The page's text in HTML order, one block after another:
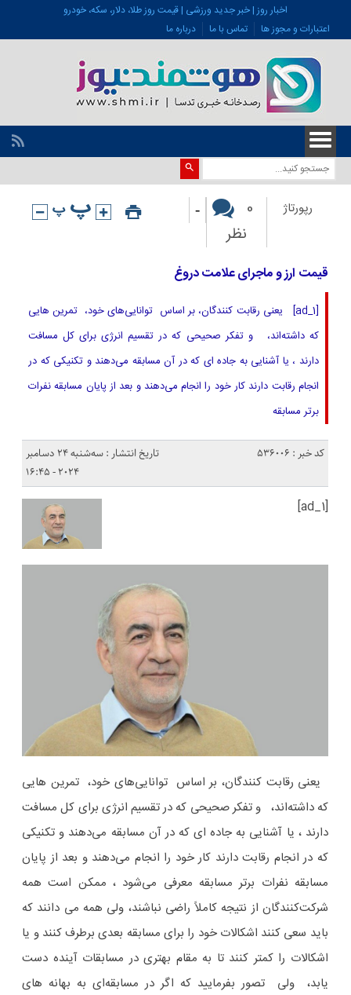
اخبار روز | خبر جدید ورزشی | قیمت روز طلا، دلار، سکه، خودرو
اعتبارات و مجوز ها
تماس با ما درباره ما
رپورتاژ
0
نظر
-
قیمت ارز و ماجرای علامت دروغ
[ad_1] یعنی رقابت کنندگان، بر اساس توانایی‌های خود، تمرین هایی
که داشته‌اند، و تفکر صحیحی که در تقسیم انرژی برای کل مسافت
دارند ، یا آشنایی به جاده ای که در آن مسابقه می‌دهند و تکنیکی که در
انجام رقابت دارند کار خود را انجام می‌دهند و بعد از پایان مسابقه نفرات
برتر مسابقه
کد خبر : 536006
تاریخ انتشار : سه‌شنبه 24 دسامبر
2024 - 16:45
[ad_1]
یعنی رقابت کنندگان، بر اساس توانایی‌های خود، تمرین هایی
که داشته‌اند، و تفکر صحیحی که در تقسیم انرژی برای کل مسافت
دارند ، یا آشنایی به جاده ای که در آن مسابقه می‌دهند و تکنیکی
که در انجام رقابت دارند کار خود را انجام می‌دهند و بعد از پایان
مسابقه نفرات برتر مسابقه معرفی می‌شود ، ممکن است همه
شرکت‌کنندگان از نتیجه کاملاً راضی نباشند، ولی همه می دانند که
باید سعی کنند اشکالات خود را برای مسابقه بعدی برطرف کنند و یا
اشکالات را کمتر کنند تا به مقام بهتری در مسابقات آینده دست
یابد، ولی تصور بفرمایید که اگر در مسابقه‌ای به بهانه های